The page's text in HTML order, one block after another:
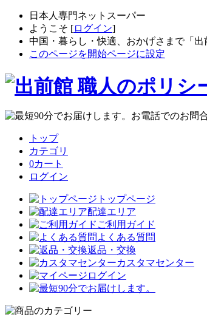
日本人専門ネットスーパー
ようこそ [ログイン]
中国・暮らし・快適、おかげさまで「出
このページを開始ページに設定
トップ
カテゴリ
0カート
ログイン
トップページ
配達エリア
ご利用ガイド
よくある質問
返品・交換
カスタマセンター
ログイン